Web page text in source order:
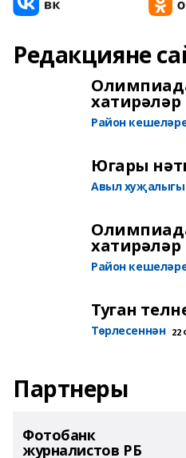
Редакцияне
хатирәләр
Район
Югары
Авыл хуҗалыгы
хатирәләр
Район
Туган
Төрлесеннән 22
Партнеры
Фотобанк
журналистов РБ